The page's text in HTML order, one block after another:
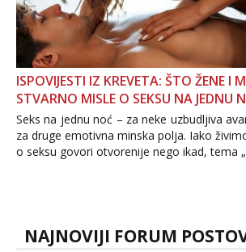
ISPOVIJESTI IZ KREVETA: ŠTO ŽENE I
STVARNO MISLE O SEKSU NA JEDNU
Seks na jednu noć – za neke uzbudljiva
za druge emotivna minska polja. Iako
o seksu govori otvorenije nego ikad, tema
dalje izaziva burne rasprave. Što
NAJNOVIJI FORUM